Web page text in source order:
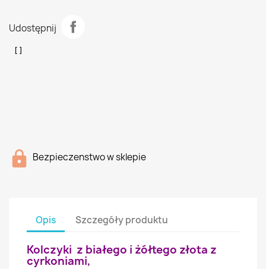
Udostępnij
Bezpieczenstwo w sklepie
Opis Szczegóły produktu
Kolczyki z białego i żółtego złota z
cyrkoniami,